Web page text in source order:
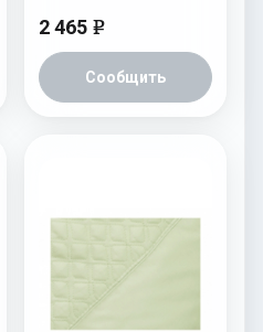
2 465 e
Сообщить